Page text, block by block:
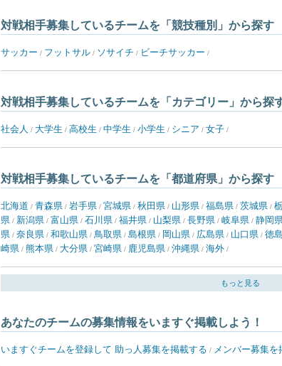
対戦相手募集しているチームを「競技種別」から探す
サッカー / フットサル / ソサイチ / ビーチサッカー /
対戦相手募集しているチームを「カテゴリー」から探
社会人 / 大学生 / 高校生 / 中学生 / 小学生 / シニア / 女子 /
対戦相手募集しているチームを「都道府県」から探す
北海道 / 青森県 / 岩手県 / 宮城県 / 秋田県 / 山形県 / 福島県 / 茨城県 /
県 / 新潟県 / 富山県 / 石川県 / 福井県 / 山梨県 / 長野県 / 岐阜県 / 静岡
県 / 奈良県 / 和歌山県 / 鳥取県 / 島根県 / 岡山県 / 広島県 / 山口県 / 徳
崎県 / 熊本県 / 大分県 / 宮崎県 / 鹿児島県 / 沖縄県 / 海外 /
もっと見る
あなたのチームの募集情報をいますぐ掲載しよう！
いますぐチームを登録して 助っ人募集を掲載する / メンバー募集を